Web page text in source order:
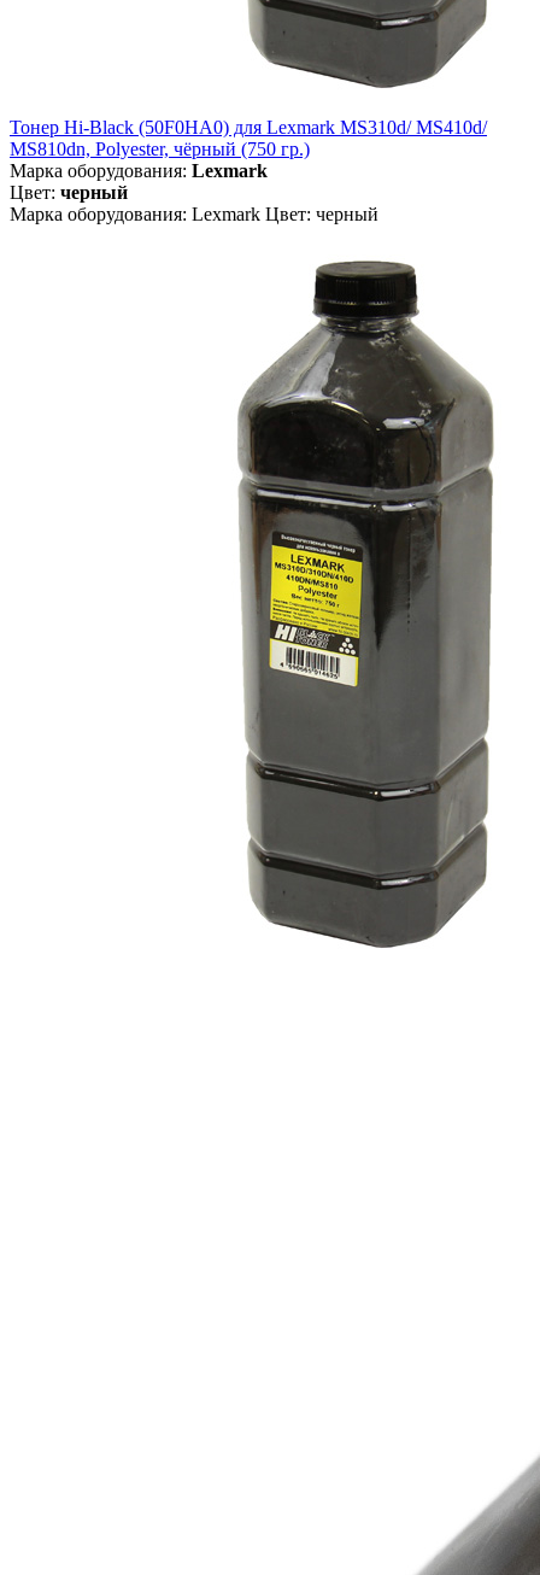
Тонер Hi-Black (50F0HA0) для Lexmark MS310d/ MS410d/
MS810dn, Polyester, чёрный (750 гр.)
Марка оборудования: Lexmark
Цвет: черный
Марка оборудования: Lexmark Цвет: черный